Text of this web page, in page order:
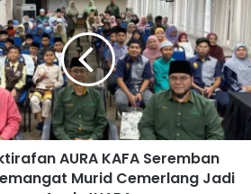
AURA KAFA Seremban
Murid Cemerlang Jadi